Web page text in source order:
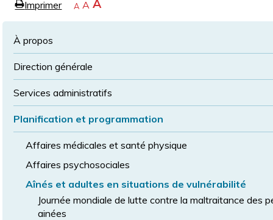
eImprimerpageRétrécir
A Revenir
à
police
A Agrandir
la
A
À propos
Direction générale
Services administratifs
Planification et programmation
Affaires médicales et santé physique
Affaires psychosociales
Aînés et adultes en situations de vulnérabilité
Journée mondiale de lutte contre la maltraitance des
ainées